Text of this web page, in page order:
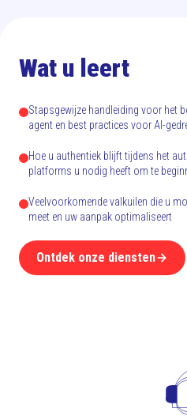
Wat u leert
Stapsgewijze handleiding voor het
agent en best practices voor AI-
Hoe u authentiek blijft tijdens het
platforms u nodig heeft om te
Veelvoorkomende valkuilen die u
meet en uw aanpak optimaliseert
Ontdek onze diensten